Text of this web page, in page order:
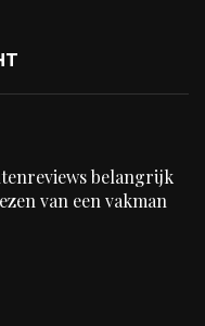
belangrijk
van een vakman